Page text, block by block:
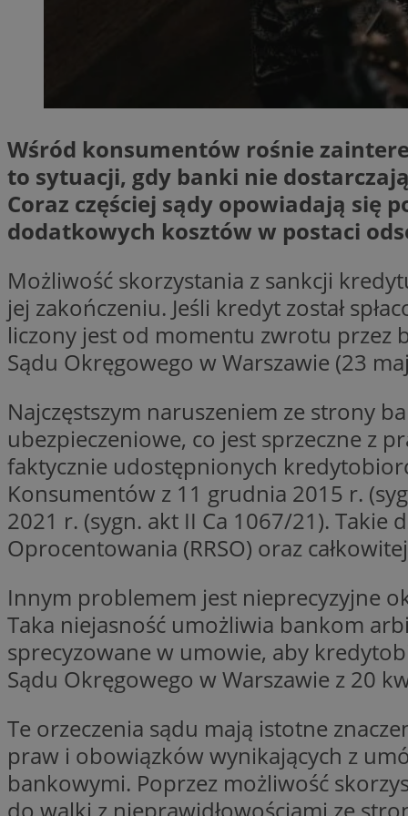
Wśród konsumentów rośnie
to sytuacji, gdy banki nie
Coraz częściej sądy opowiadają się
dodatkowych kosztów w postaci
Możliwość skorzystania z sankcji
jej zakończeniu. Jeśli kredyt został
liczony jest od momentu zwrotu przez
Sądu Okręgowego w Warszawie (23
Najczęstszym naruszeniem ze strony
ubezpieczeniowe, co jest sprzeczne z
faktycznie udostępnionych
Konsumentów z 11 grudnia 2015 r.
2021 r. (sygn. akt II Ca 1067/21). Takie
Oprocentowania (RRSO) oraz
Innym problemem jest nieprecyzyjne
Taka niejasność umożliwia bankom
sprecyzowane w umowie, aby
Sądu Okręgowego w Warszawie z 20
Te orzeczenia sądu mają istotne
praw i obowiązków wynikających z
bankowymi. Poprzez możliwość
SessID
__cf_bm
__cf_bm
_clck
_ga
_clsk
_ga_1ZETYXEVYH
FCCDCF
__eoi
Nazwa
__gads
MR
ANONCHK
__Secure-
ROLLOUT_TOKEN
_fbp
Nazwa
openstat_gid
__Secure-YNID
WMF-Uniq